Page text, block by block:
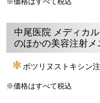
中尾医院 メディカ
のほかの美容注射メ
ボツリヌストキシン
※価格はすべて税込